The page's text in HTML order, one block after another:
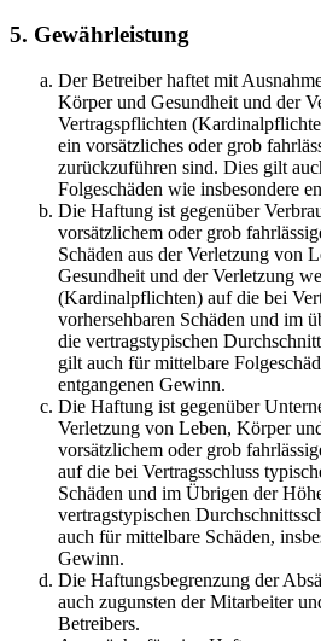
5. Gewährleistung
Der Betreiber haftet mit
Körper und Gesundheit und der
Vertragspflichten
ein vorsätzliches oder grob
zurückzuführen sind. Dies gilt
Folgeschäden wie insbesondere
Die Haftung ist gegenüber
vorsätzlichem oder grob
Schäden aus der Verletzung von
Gesundheit und der Verletzung
(Kardinalpflichten) auf die bei
vorhersehbaren Schäden und im
die vertragstypischen
gilt auch für mittelbare
entgangenen Gewinn.
Die Haftung ist gegenüber
Verletzung von Leben, Körper
vorsätzlichem oder grob
auf die bei Vertragsschluss
Schäden und im Übrigen der
vertragstypischen
auch für mittelbare Schäden,
Gewinn.
Die Haftungsbegrenzung der
auch zugunsten der Mitarbeiter
Betreibers.